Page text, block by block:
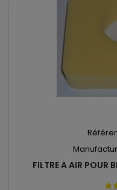
FILTRE A AIR POUR